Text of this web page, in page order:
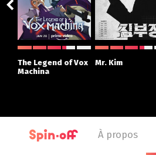
The Legend of Vox
Machina
Mr. Kim
À propos